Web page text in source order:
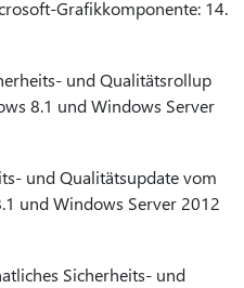
Grafikkomponente: 14.
und Qualitätsrollup
8.1 und Windows Server
und Qualitätsupdate vom
und Windows Server 2012
Sicherheits- und